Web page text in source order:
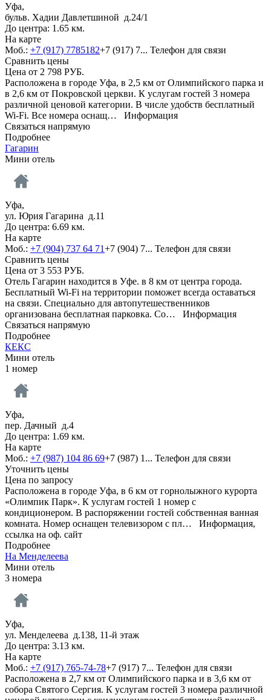
Уфа,
бульв. Хадии Давлетшиной д.24/1
До центра: 1.65 км.
На карте
Моб.: +7 (917) 7785182+7 (917) 7... Телефон для связи
Сравнить цены
Цена от 2 798 РУБ.
Расположена в городе Уфа, в 2,5 км от Олимпийского парка и
в 2,6 км от Покровской церкви. К услугам гостей 3 номера
различной ценовой категории. В числе удобств бесплатный
Wi-Fi. Все номера оснащ… Информация
Связаться напрямую
Подробнее
Гагарин
Мини отель
Уфа,
ул. Юрия Гагарина д.11
До центра: 6.69 км.
На карте
Моб.: +7 (904) 737 64 71+7 (904) 7... Телефон для связи
Сравнить цены
Цена от 3 553 РУБ.
Отель Гагарин находится в Уфе. в 8 км от центра города.
Бесплатный Wi-Fi на территории поможет всегда оставаться
на связи. Специально для автопутешественников
организована бесплатная парковка. Со… Информация
Связаться напрямую
Подробнее
КЕКС
Мини отель
1 номер
Уфа,
пер. Дачный д.4
До центра: 1.69 км.
На карте
Моб.: +7 (987) 104 86 69+7 (987) 1... Телефон для связи
Уточнить цены
Цена по запросу
Расположена в городе Уфа, в 6 км от горнолыжного курорта
«Олимпик Парк». К услугам гостей 1 номер с
кондиционером. В распоряжении гостей собственная ванная
комната. Номер оснащен телевизором с пл… Информация,
ссылка на оф. сайт
Подробнее
На Менделеева
Мини отель
3 номера
Уфа,
ул. Менделеева д.138, 11-й этаж
До центра: 3.13 км.
На карте
Моб.: +7 (917) 765-74-78+7 (917) 7... Телефон для связи
Расположена в 2,7 км от Олимпийского парка и в 3,6 км от
собора Святого Сергия. К услугам гостей 3 номера различной